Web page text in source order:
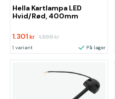
Hella Kartlampa LED
Hvid/Rød, 400mm
1.301 kr 1.399kr
1 variant På lager